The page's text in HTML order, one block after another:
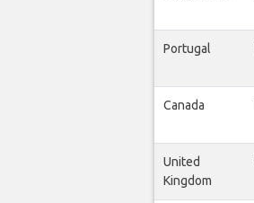
Portugal
Canada
United
Kingdom